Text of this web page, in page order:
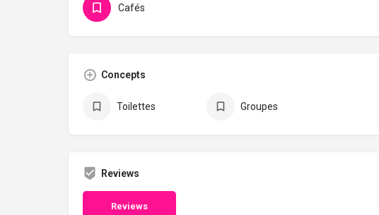
Cafés
Concepts
Toilettes Groupes
Reviews
Reviews